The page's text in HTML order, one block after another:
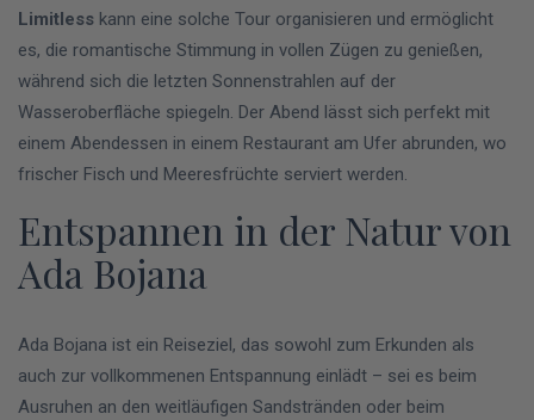
Limitless kann eine solche Tour organisieren und ermöglicht
es, die romantische Stimmung in vollen Zügen zu genießen,
während sich die letzten Sonnenstrahlen auf der
Wasseroberfläche spiegeln. Der Abend lässt sich perfekt mit
einem Abendessen in einem Restaurant am Ufer abrunden, wo
frischer Fisch und Meeresfrüchte serviert werden.
Entspannen in der Natur von
Ada Bojana
Ada Bojana ist ein Reiseziel, das sowohl zum Erkunden als
auch zur vollkommenen Entspannung einlädt – sei es beim
Ausruhen an den weitläufigen Sandstränden oder beim